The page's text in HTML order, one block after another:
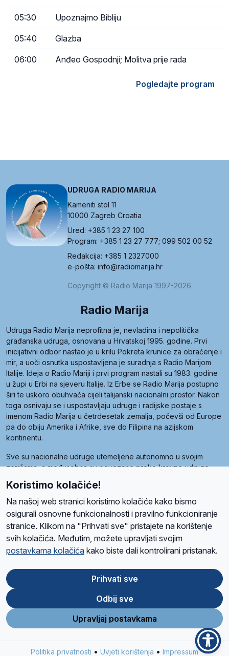
05:30 Upoznajmo Bibliju
05:40 Glazba
06:00 Anđeo Gospodnji; Molitva prije rada
Pogledajte program
UDRUGA RADIO MARIJA
Kameniti stol 11
10000 Zagreb Croatia
Ured: +385 1 23 27 100
Program: +385 1 23 27 777; 099 502 00 52
Redakcija: +385 1 2327000
e-pošta: info@radiomarija.hr
Copyright © Radio Marija 1997-2026
Radio Marija
Udruga Radio Marija neprofitna je, nevladina i nepolitička
građanska udruga, osnovana u Hrvatskoj 1995. godine. Prvi
inicijativni odbor nastao je u krilu Pokreta krunice za obraćenje i
mir, a uoči osnutka uspostavljena je suradnja s Radio Marijom
Italije. Ideja o Radio Mariji i prvi program nastali su 1983. godine
u župi u Erbi na sjeveru Italije. Iz Erbe se Radio Marija postupno
širi te uskoro obuhvaća cijeli talijanski nacionalni prostor. Nakon
toga osnivaju se i uspostavljaju udruge i radijske postaje s
imenom Radio Marija u četrdesetak zemalja, počevši od Europe
pa do obiju Amerika i Afrike, sve do Filipina na azijskom
kontinentu.
Sve su nacionalne udruge utemeljene autonomno u svojim
zemljama, a međusobna su povezane preko krovne udruge
Radio Maria). Svjetsku obitelj utemeljilo je sedam članica, među
kojima je i hrvatska Udruga Radio Marija.
O namaRadio ProgramVolonteriPrijateljiKontaktPravila privatnosti
Ova stranica je zaštićena Google reCAPTCHA sustavom
Store
Google
Play
Koristimo kolačiće!
Na našoj web stranici koristimo kolačiće kako bismo
osigurali osnovne funkcionalnosti i pravilno funkcioniranje
stranice. Klikom na "Prihvati sve" pristajete na korištenje
svih kolačića. Međutim, možete upravljati svojim
postavkama kolačića kako biste dali kontrolirani pristanak.
Prihvati sve
Odbij sve
Upravljaj postavkama
Politika privatnosti • Uvjeti korištenja • Impressum